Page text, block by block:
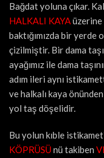
Bağdat yoluna çıkar.
HALKALI KAYAüzerine
baktığımızda bir yerde
çizilmiştir. Bir dama taşı
ayağımız ile dama
adım ileri aynı
ve halkalı kaya
yol taş döşelidir.
Bu yolun kıble
KÖPRÜSÜnü takiben